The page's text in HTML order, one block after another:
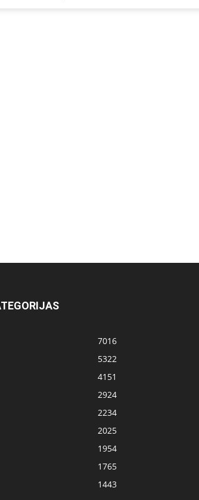
7016
5322
4151
2924
2234
2025
1954
1765
1443